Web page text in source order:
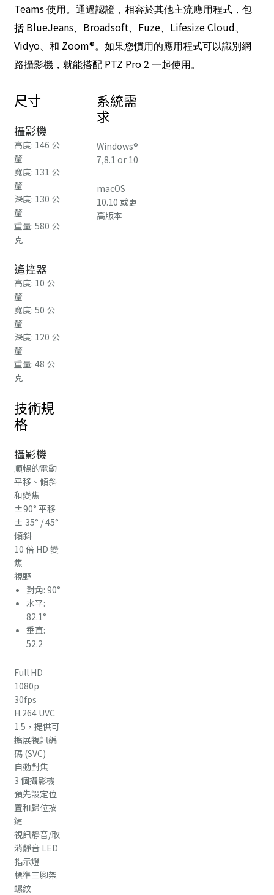
Teams 使用。通過認證，相容於其他主流應用程式，包
括 BlueJeans Broadsoft Fuze Lifesize Cloud
Vidyo 、和 Zoom®。如果您慣用的應用程式可以識別網
路攝影機，就能搭配 PTZ Pro 2 一起使用。
尺寸
攝影機
高度: 146 公
釐
寬度: 131 公
釐
深度: 130 公
釐
重量: 580 公
克
遙控器
高度: 10 公
釐
寬度: 50 公
釐
深度: 120 公
釐
重量: 48 公
克
技術規
格
攝影機
順暢的電動
平移、傾斜
和變焦
±90° 平移
± 35° / 45°
傾斜
10 倍 HD 變
焦
視野
對角: 90°
水平:
82.1°
垂直:
52.2
Full HD
1080p
30fps
H.264 UVC
1.5，提供可
擴展視訊編
碼 (SVC)
自動對焦
3 個攝影機
預先設定位
置和歸位按
鍵
視訊靜音/取
消靜音 LED
指示燈
標準三腳架
螺紋
系統需
求
Windows®
7,8.1 or 10
macOS
10.10 或更
高版本